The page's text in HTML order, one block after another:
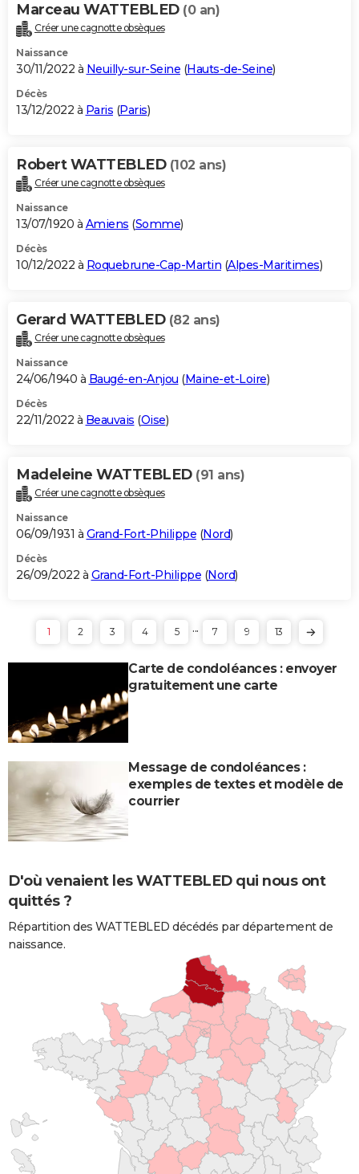
Marceau WATTEBLED (0 an)
Créer une cagnotte obsèques
Naissance
30/11/2022 à Neuilly-sur-Seine (Hauts-de-Seine)
Décès
13/12/2022 à Paris (Paris)
Robert WATTEBLED (102 ans)
Créer une cagnotte obsèques
Naissance
13/07/1920 à Amiens (Somme)
Décès
10/12/2022 à Roquebrune-Cap-Martin (Alpes-Maritimes)
Gerard WATTEBLED (82 ans)
Créer une cagnotte obsèques
Naissance
24/06/1940 à Baugé-en-Anjou (Maine-et-Loire)
Décès
22/11/2022 à Beauvais (Oise)
Madeleine WATTEBLED (91 ans)
Créer une cagnotte obsèques
Naissance
06/09/1931 à Grand-Fort-Philippe (Nord)
Décès
26/09/2022 à Grand-Fort-Philippe (Nord)
1 2 3 4 5 ... 7 9 13
Carte de condoléances : envoyer
gratuitement une carte
Message de condoléances :
exemples de textes et modèle de
courrier
D'où venaient les WATTEBLED qui nous ont
quittés ?
Répartition des WATTEBLED décédés par département de
naissance.